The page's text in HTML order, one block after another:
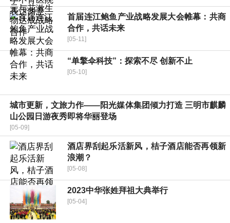
首届连江鲍鱼产业战略发展大会帷幕：共商
合作，共话未来
[05-11]
“单擎伞科技”：探索不尽 创新不止
[05-10]
城市更新，文旅力作——阳光媒体集团倾力打造 三明市麒麟
山公园日游夜秀即将华丽登场
[05-09]
酒店界刮起乐活新风，桔子酒店能否再领新
浪潮？
[05-08]
2023中华张姓拜祖大典举行
[05-04]